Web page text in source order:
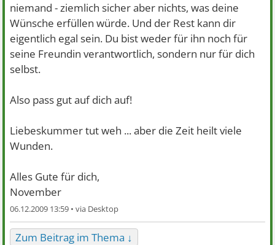
niemand - ziemlich sicher aber nichts, was deine
Wünsche erfüllen würde. Und der Rest kann dir
eigentlich egal sein. Du bist weder für ihn noch für
seine Freundin verantwortlich, sondern nur für dich
selbst.
Also pass gut auf dich auf!
Liebeskummer tut weh ... aber die Zeit heilt viele
Wunden.
Alles Gute für dich,
November
06.12.2009 13:59 •
Zum Beitrag im Thema ↓